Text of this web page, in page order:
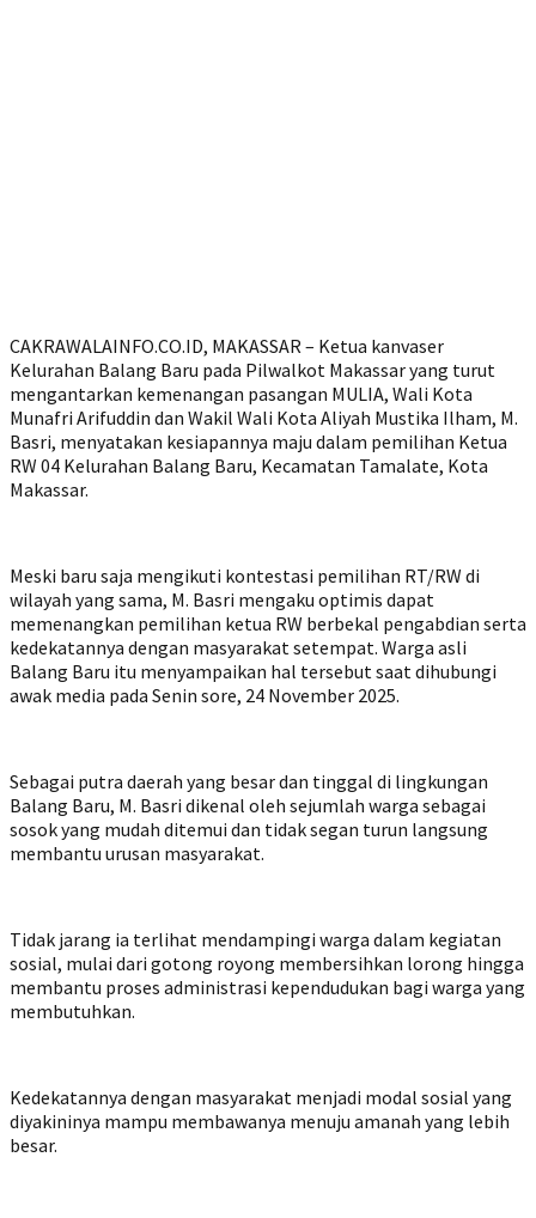
CAKRAWALAINFO.CO.ID, MAKASSAR – Ketua kanvaser
Kelurahan Balang Baru pada Pilwalkot Makassar yang turut
mengantarkan kemenangan pasangan MULIA, Wali Kota
Munafri Arifuddin dan Wakil Wali Kota Aliyah Mustika Ilham, M.
Basri, menyatakan kesiapannya maju dalam pemilihan Ketua
RW 04 Kelurahan Balang Baru, Kecamatan Tamalate, Kota
Makassar.
Meski baru saja mengikuti kontestasi pemilihan RT/RW di
wilayah yang sama, M. Basri mengaku optimis dapat
memenangkan pemilihan ketua RW berbekal pengabdian serta
kedekatannya dengan masyarakat setempat. Warga asli
Balang Baru itu menyampaikan hal tersebut saat dihubungi
awak media pada Senin sore, 24 November 2025.
Sebagai putra daerah yang besar dan tinggal di lingkungan
Balang Baru, M. Basri dikenal oleh sejumlah warga sebagai
sosok yang mudah ditemui dan tidak segan turun langsung
membantu urusan masyarakat.
Tidak jarang ia terlihat mendampingi warga dalam kegiatan
sosial, mulai dari gotong royong membersihkan lorong hingga
membantu proses administrasi kependudukan bagi warga yang
membutuhkan.
Kedekatannya dengan masyarakat menjadi modal sosial yang
diyakininya mampu membawanya menuju amanah yang lebih
besar.